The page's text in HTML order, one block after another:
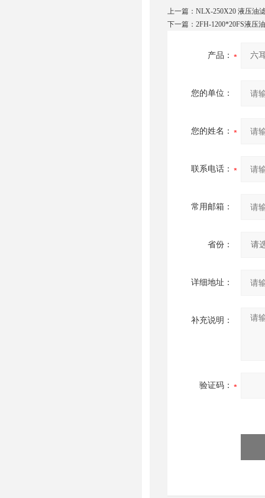
上一篇： NLX-250X20 液压油
下一篇： 2FH-1200*20FS液压
产品：
您的单位：
您的姓名：
联系电话：
常用邮箱：
省份：
详细地址：
补充说明：
验证码：